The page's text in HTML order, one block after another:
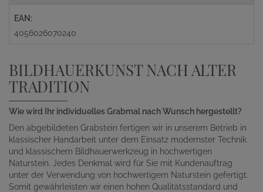
EAN:
4056026070240
BILDHAUERKUNST NACH ALTER
TRADITION
Wie wird Ihr individuelles Grabmal nach Wunsch hergestellt?
Den abgebildeten Grabstein fertigen wir in unserem Betrieb in
klassischer Handarbeit unter dem Einsatz modernster Technik
und klassischem Bildhauerwerkzeug in hochwertigen
Naturstein. Jedes Denkmal wird für Sie mit Kundenauftrag
unter der Verwendung von hochwertigem Naturstein gefertigt.
Somit gewährleisten wir einen hohen Qualitätsstandard und